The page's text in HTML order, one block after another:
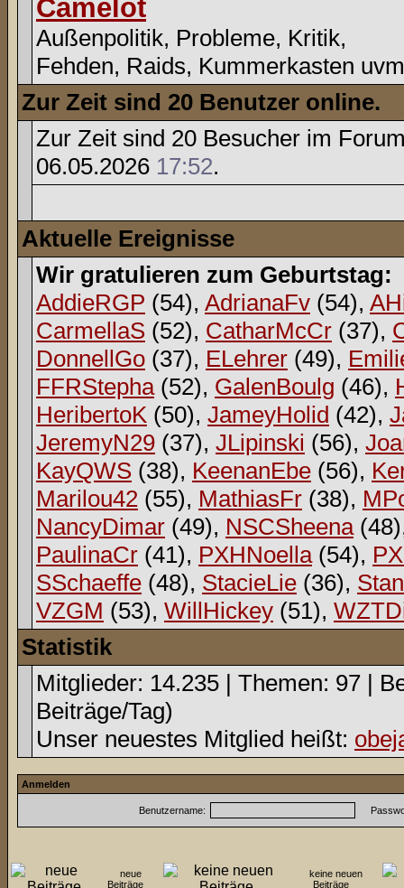
Camelot
Außenpolitik, Probleme, Kritik,
Fehden, Raids, Kummerkasten
Zur Zeit sind 20 Benutzer online.
Zur Zeit sind 20 Besucher im
06.05.2026 17:52.
Aktuelle Ereignisse
Wir gratulieren zum Geburtstag:
AddieRGP (54), AdrianaFv (54),
CarmellaS (52), CatharMcCr (37),
DonnellGo (37), ELehrer (49),
FFRStepha(52), GalenBoulg (46),
HeribertoK (50), JameyHolid (42),
JeremyN29 (37), JLipinski (56),
KayQWS (38), KeenanEbe (56),
Marilou42 (55), MathiasFr (38),
NancyDimar (49), NSCSheena
PaulinaCr (41), PXHNoella(54),
SSchaeffe (48), StacieLie (36),
VZGM (53), WillHickey (51),
Statistik
Mitglieder: 14.235 | Themen: 97 |
Beiträge/Tag)
Unser neuestes Mitglied heißt:
Anmelden
Benutzername:
neue
Beiträge
keine neuen
Beiträge